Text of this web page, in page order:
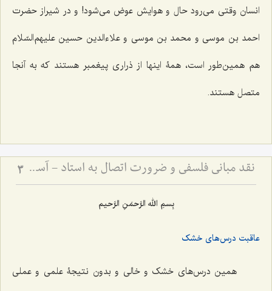
انسان وقتى مى‌رود حال و هوایش عوض مى‌شود! و در شیراز حضرت
احمد بن موسی و محمد بن موسی و علاءالدین حسین علیهم‌السّلام
هم همین‌طور است، همۀ اینها از ذرارى پیغمبر هستند که به آنجا
متصل هستند.
نقد مبانی فلسفی و ضرورت اتصال به استاد - آسیب‌شناسی دروس خشک و لزوم پیوند علم با عمل 3
بِسمِ الله الرَّحمَنِ الرَّحیم‌
عاقبت درس‌های خشک
همین درس‌هاى خشک و خالى و بدون نتیجۀ علمى و عملى